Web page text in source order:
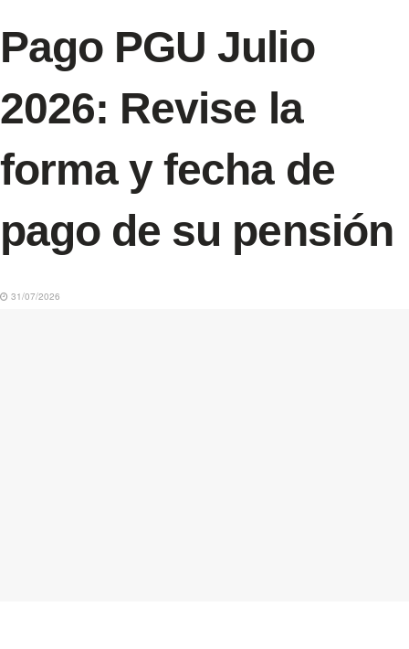
Pago PGU Julio
2026: Revise la
forma y fecha de
pago de su pensión
31/07/2026